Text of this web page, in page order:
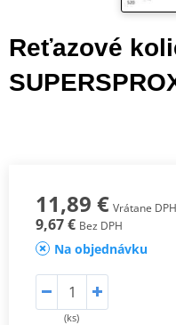
Reťazové
11,89 € Vrátane DPH
9,67 € Bez DPH
Na objednávku
(ks)